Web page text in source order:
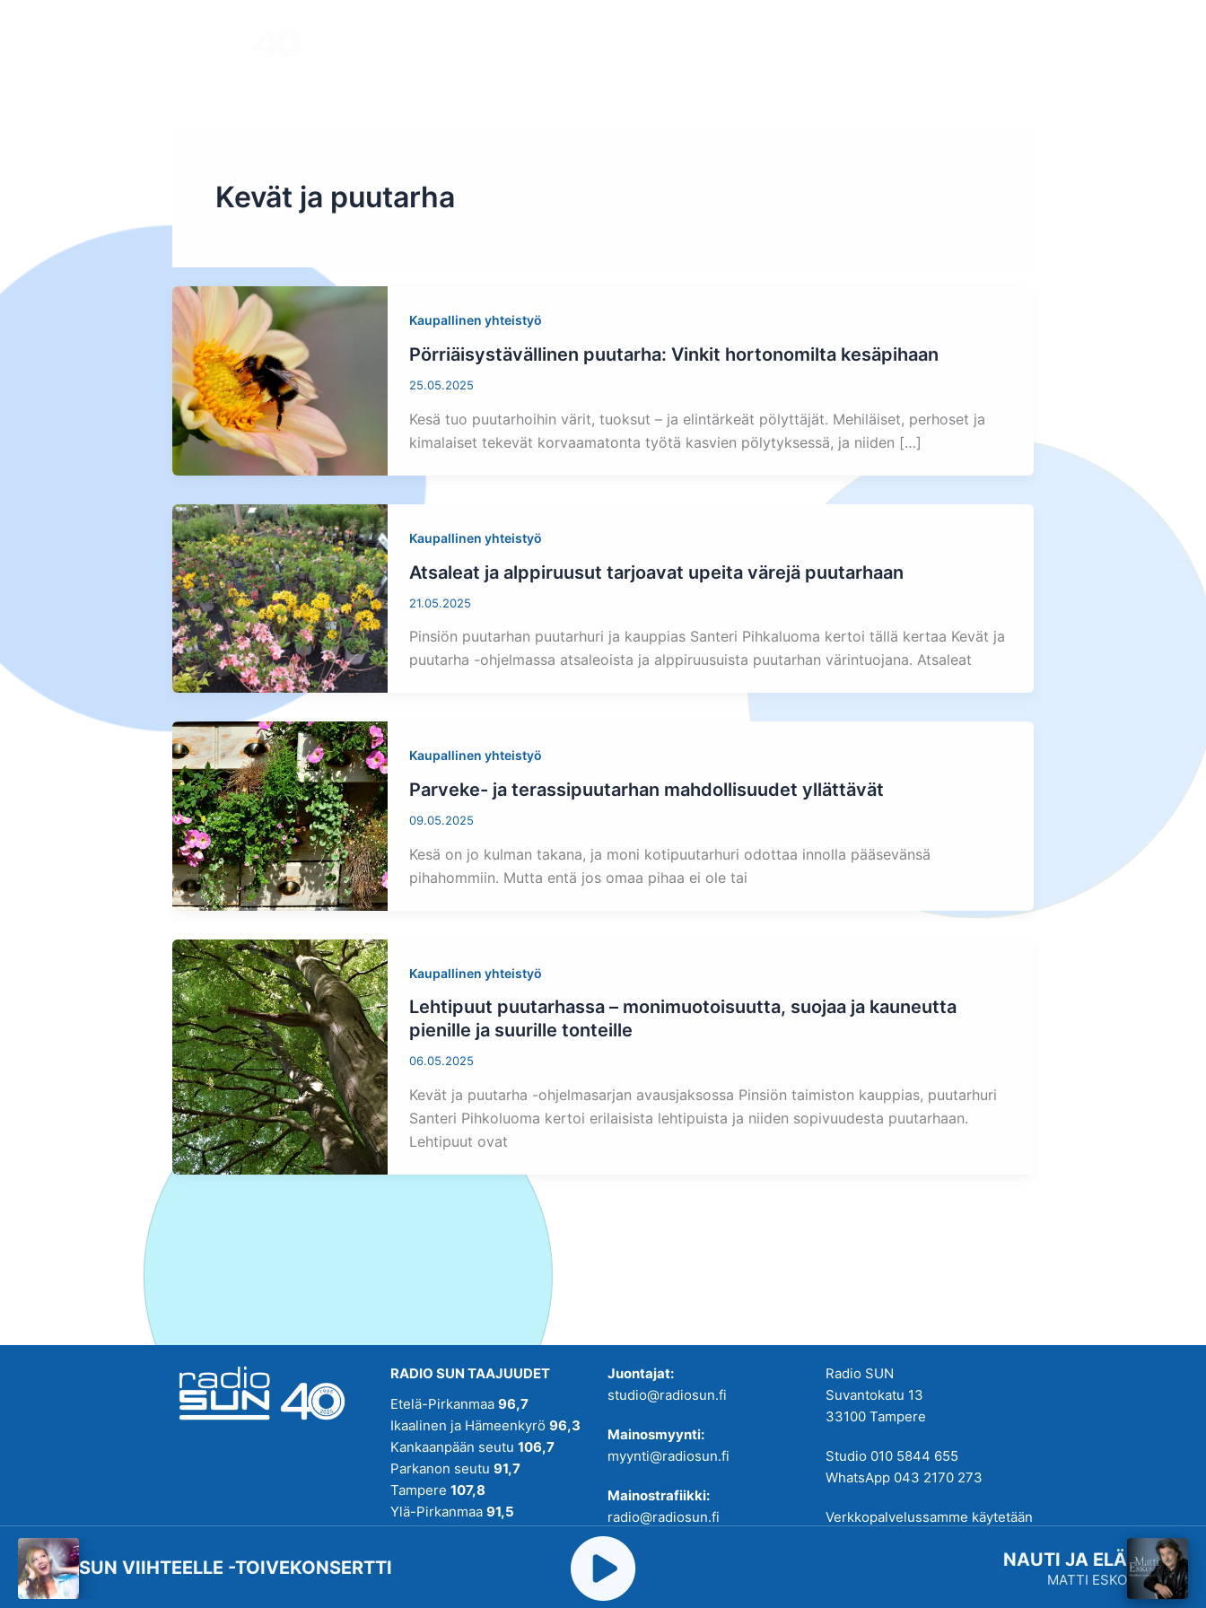
Kevät ja puutarha
Kaupallinen yhteistyö
Pörriäisystävällinen puutarha: Vinkit hortonomilta kesäpihaan
25.05.2025
Kesä tuo puutarhoihin värit, tuoksut – ja elintärkeät pölyttäjät. Mehiläiset, perhoset ja
kimalaiset tekevät korvaamatonta työtä kasvien pölytyksessä, ja niiden […]
Kaupallinen yhteistyö
Atsaleat ja alppiruusut tarjoavat upeita värejä puutarhaan
21.05.2025
Pinsiön puutarhan puutarhuri ja kauppias Santeri Pihkaluoma kertoi tällä kertaa Kevät ja
puutarha -ohjelmassa atsaleoista ja alppiruusuista puutarhan värintuojana. Atsaleat
Kaupallinen yhteistyö
Parveke- ja terassipuutarhan mahdollisuudet yllättävät
09.05.2025
Kesä on jo kulman takana, ja moni kotipuutarhuri odottaa innolla pääsevänsä
pihahommiin. Mutta entä jos omaa pihaa ei ole tai
Kaupallinen yhteistyö
Lehtipuut puutarhassa – monimuotoisuutta, suojaa ja kauneutta
pienille ja suurille tonteille
06.05.2025
Kevät ja puutarha -ohjelmasarjan avausjaksossa Pinsiön taimiston kauppias, puutarhuri
Santeri Pihkoluoma kertoi erilaisista lehtipuista ja niiden sopivuudesta puutarhaan.
Lehtipuut ovat
RADIO SUN TAAJUUDET
Etelä-Pirkanmaa 96,7
Ikaalinen ja Hämeenkyrö 96,3
Kankaanpään seutu 106,7
Parkanon seutu 91,7
Tampere 107,8
Ylä-Pirkanmaa 91,5
Pirmedioita.
Juontajat:
studio@radiosun.fi
Mainosmyynti:
myynti@radiosun.fi
Mainostrafiikki:
radio@radiosun.fi
Uutis-, juttu- ja menovinkit:
toimitus@radiosun.fi
Radio SUN
Suvantokatu 13
33100 Tampere
Studio 010 5844 655
WhatsApp 043 2170 273
Verkkopalvelussamme käytetään
SUN VIIHTEELLE -TOIVEKONSERTTI NAUTI JA ELÄ
MATTI ESKO